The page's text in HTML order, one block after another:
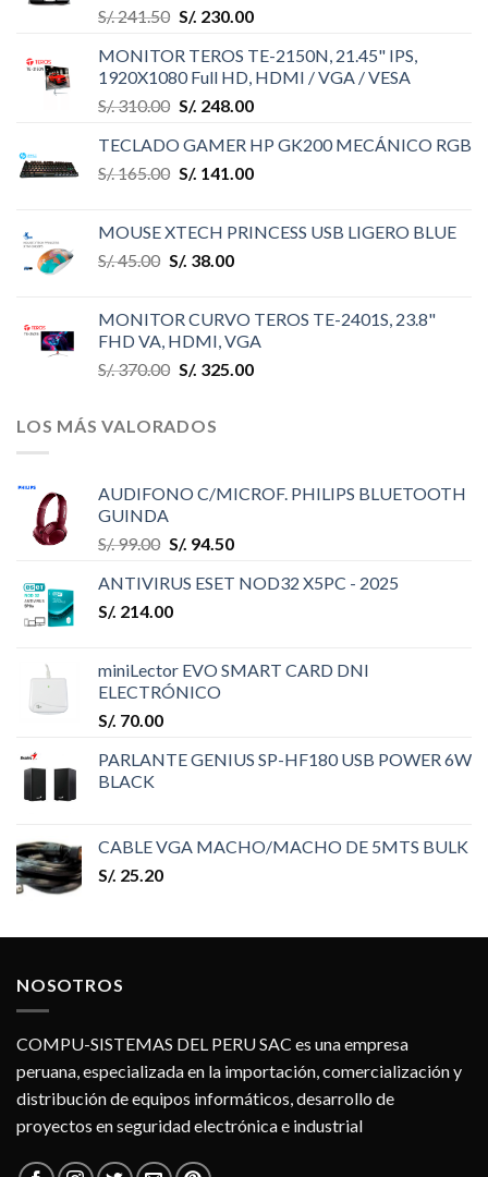
S/.241.50 S/. 230.00
MONITOR TEROS TE-2150N, 21.45" IPS,
1920X1080 Full HD, HDMI / VGA / VESA
S/.310.00 S/. 248.00
TECLADO GAMER HP GK200 MECÁNICO RGB
S/.165.00 S/. 141.00
MOUSE XTECH PRINCESS USB LIGERO BLUE
S/.45.00 S/. 38.00
MONITOR CURVO TEROS TE-2401S, 23.8"
FHD VA, HDMI, VGA
S/.370.00 S/. 325.00
LOS MÁS VALORADOS
AUDIFONO C/MICROF. PHILIPS BLUETOOTH
GUINDA
S/.99.00 S/. 94.50
ANTIVIRUS ESET NOD32 X5PC - 2025
S/. 214.00
miniLector EVO SMART CARD DNI
ELECTRÓNICO
S/. 70.00
PARLANTE GENIUS SP-HF180 USB POWER 6W
BLACK
CABLE VGA MACHO/MACHO DE 5MTS BULK
S/. 25.20
NOSOTROS
COMPU-SISTEMAS DEL PERU SAC es una empresa
peruana, especializada en la importación, comercialización y
distribución de equipos informáticos, desarrollo de
proyectos en seguridad electrónica e industrial